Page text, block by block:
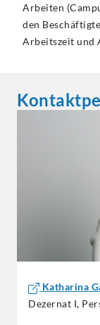
Arbeiten
den
Arbeitszeit und
Katharina
Dezernat I,